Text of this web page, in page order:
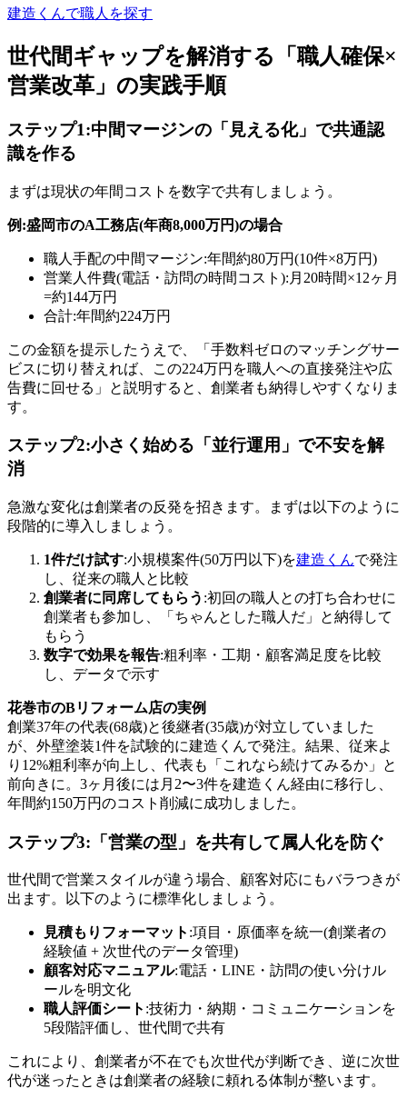
建造くんで職人を探す
世代間ギャップを解消する「職人確保×
営業改革」の実践手順
ステップ1:中間マージンの「見える化」で共通認
識を作る
まずは現状の年間コストを数字で共有しましょう。
例:盛岡市のA工務店(年商8,000万円)の場合
職人手配の中間マージン:年間約80万円(10件×8万円)
営業人件費(電話・訪問の時間コスト):月20時間×12ヶ月
=約144万円
合計:年間約224万円
この金額を提示したうえで、「手数料ゼロのマッチングサー
ビスに切り替えれば、この224万円を職人への直接発注や広
告費に回せる」と説明すると、創業者も納得しやすくなりま
す。
ステップ2:小さく始める「並行運用」で不安を解
消
急激な変化は創業者の反発を招きます。まずは以下のように
段階的に導入しましょう。
1件だけ試す:小規模案件(50万円以下)を建造くんで発注
し、従来の職人と比較
創業者に同席してもらう :初回の職人との打ち合わせに
創業者も参加し、「ちゃんとした職人だ」と納得して
もらう
数字で効果を報告:粗利率・工期・顧客満足度を比較
し、データで示す
花巻市のBリフォーム店の実例
創業37年の代表(68歳)と後継者(35歳)が対立していました
が、外壁塗装1件を試験的に建造くんで発注。結果、従来よ
り12%粗利率が向上し、代表も「これなら続けてみるか」と
前向きに。3ヶ月後には月2〜3件を建造くん経由に移行し、
年間約150万円のコスト削減に成功しました。
ステップ3:「営業の型」を共有して属人化を防ぐ
世代間で営業スタイルが違う場合、顧客対応にもバラつきが
出ます。以下のように標準化しましょう。
見積もりフォーマット :項目・原価率を統一(創業者の
経験値 + 次世代のデータ管理)
顧客対応マニュアル:電話・LINE・訪問の使い分けル
ールを明文化
職人評価シート :技術力・納期・コミュニケーションを
5段階評価し、世代間で共有
これにより、創業者が不在でも次世代が判断でき、逆に次世
代が迷ったときは創業者の経験に頼れる体制が整います。